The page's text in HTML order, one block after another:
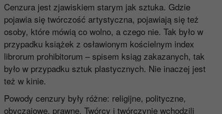
Cenzura jest zjawiskiem starym jak sztuka. Gdzie
pojawia się twórczość artystyczna, pojawiają się też
osoby, które mówią co wolno, a czego nie. Tak było w
przypadku książek z osławionym kościelnym index
librorum prohibitorum – spisem ksiąg zakazanych, tak
było w przypadku sztuk plastycznych. Nie inaczej jest
też w kinie.
Powody cenzury były różne: religijne, polityczne,
obyczajowe, prawne. Twórcy i twórczynie wchodzili